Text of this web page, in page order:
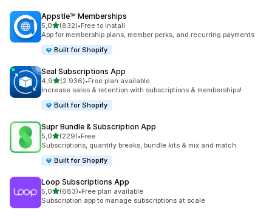
Appstle℠ Memberships
5,0z 5 hvězd
(832)
Celkový počet recenzí: 832
•Free to install
App for membership plans, member perks, and recurring payments
Built for Shopify
Seal Subscriptions App
4,9z 5 hvězd
(2 936)
Celkový počet recenzí: 2936
•Free plan available
Increase sales & retention with subscriptions & memberships!
Built for Shopify
Supr Bundle & Subscription App
5,0z 5 hvězd
(229)
Celkový počet recenzí: 229
•Free
Subscriptions, quantity breaks, bundle kits & mix and match
Built for Shopify
Loop Subscriptions App
5,0z 5 hvězd
(683)
Celkový počet recenzí: 683
•Free plan available
Subscription app to manage subscriptions at scale